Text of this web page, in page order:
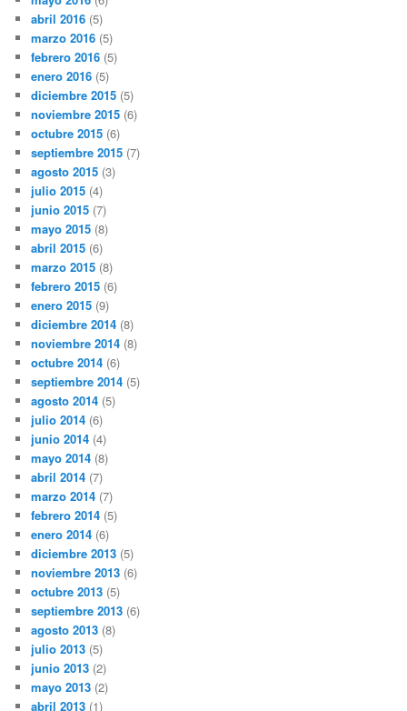
abril 2016 (5)
marzo 2016 (5)
febrero 2016 (5)
enero 2016 (5)
diciembre 2015 (5)
noviembre 2015 (6)
octubre 2015 (6)
septiembre 2015 (7)
agosto 2015 (3)
julio 2015 (4)
junio 2015 (7)
mayo 2015 (8)
abril 2015 (6)
marzo 2015 (8)
febrero 2015 (6)
enero 2015 (9)
diciembre 2014 (8)
noviembre 2014 (8)
octubre 2014 (6)
septiembre 2014 (5)
agosto 2014 (5)
julio 2014 (6)
junio 2014 (4)
mayo 2014 (8)
abril 2014 (7)
marzo 2014 (7)
febrero 2014 (5)
enero 2014 (6)
diciembre 2013 (5)
noviembre 2013 (6)
octubre 2013 (5)
septiembre 2013 (6)
agosto 2013 (8)
julio 2013 (5)
junio 2013 (2)
mayo 2013 (2)
abril 2013 (1)